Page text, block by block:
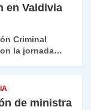
en Valdivia
Criminal
la jornada…
de ministra